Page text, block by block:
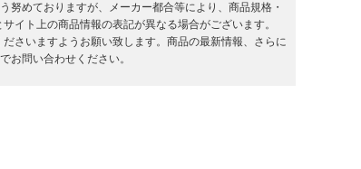
努めておりますが、メーカー都合等により、商品規格・
イト上の商品情報の表記が異なる場合がございます。
さいますようお願い致します。商品の最新情報、さらに
お問い合わせください。